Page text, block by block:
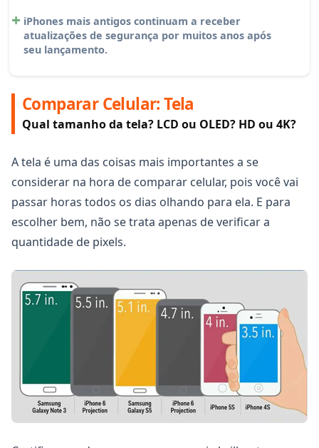
iPhones mais antigos continuam a receber
atualizações de segurança por muitos anos após
seu lançamento.
Comparar Celular: Tela
Qual tamanho da tela? LCD ou OLED? HD ou 4K?
A tela é uma das coisas mais importantes a se
considerar na hora de comparar celular, pois você vai
passar horas todos os dias olhando para ela. E para
escolher bem, não se trata apenas de verificar a
quantidade de pixels.